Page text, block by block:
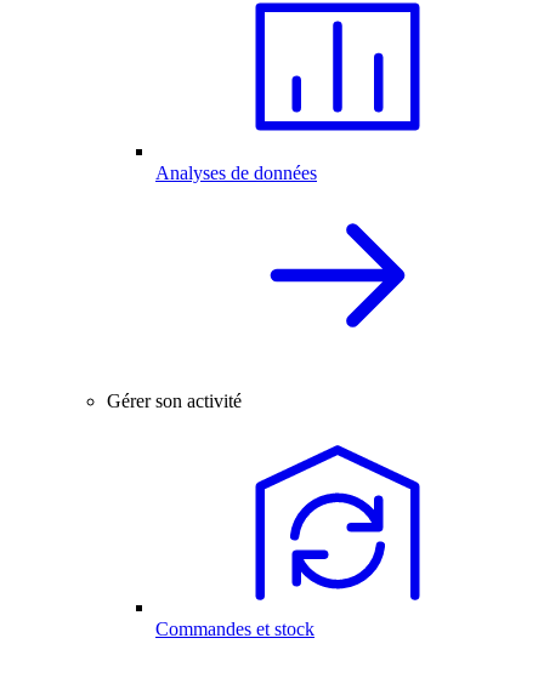
Analyses de données
Gérer son activité
Commandes et stock